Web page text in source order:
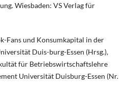
Wiesbaden: VS Verlag für
Fans und Konsumkapital in der
Duis-burg-Essen (Hrsg.),
für Betriebswirtschaftslehre
Universität Duisburg-Essen (Nr.